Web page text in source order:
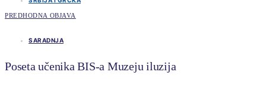
PREDHODNA OBJAVA
SARADNJA
Poseta učenika BIS-a Muzeju iluzija